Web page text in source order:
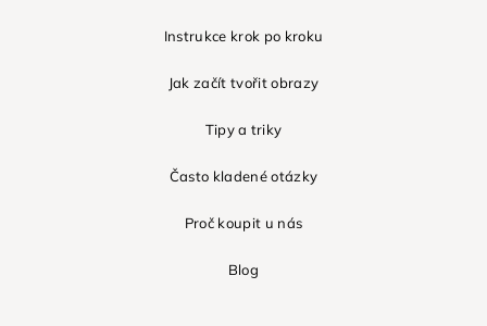
Instrukce krok po kroku
Jak začít tvořit obrazy
Tipy a triky
Často kladené otázky
Proč koupit u nás
Blog